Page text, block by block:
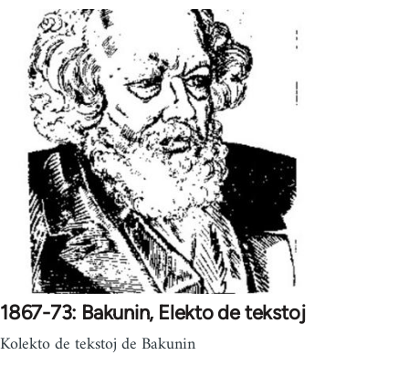
1867-73: Bakunin, Elekto de tekstoj
Kolekto de tekstoj de Bakunin